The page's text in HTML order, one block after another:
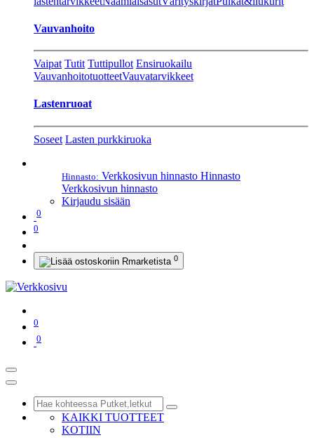
Vauvanhoito
Vaipat Tutit Tuttipullot Ensiruokailu
VauvanhoitotuotteetVauvatarvikkeet
Lastenruoat
Soseet Lasten purkkiruoka
Hinnasto: Verkkosivun hinnasto Hinnasto
Verkkosivun hinnasto
Kirjaudu sisään
0
0
0
0
0
KAIKKI TUOTTEET
KOTIIN